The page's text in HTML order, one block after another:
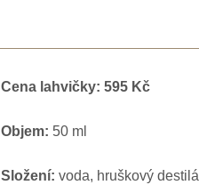
Cena lahvičky: 595 Kč
Objem: 50 ml
Složení: voda, hruškový